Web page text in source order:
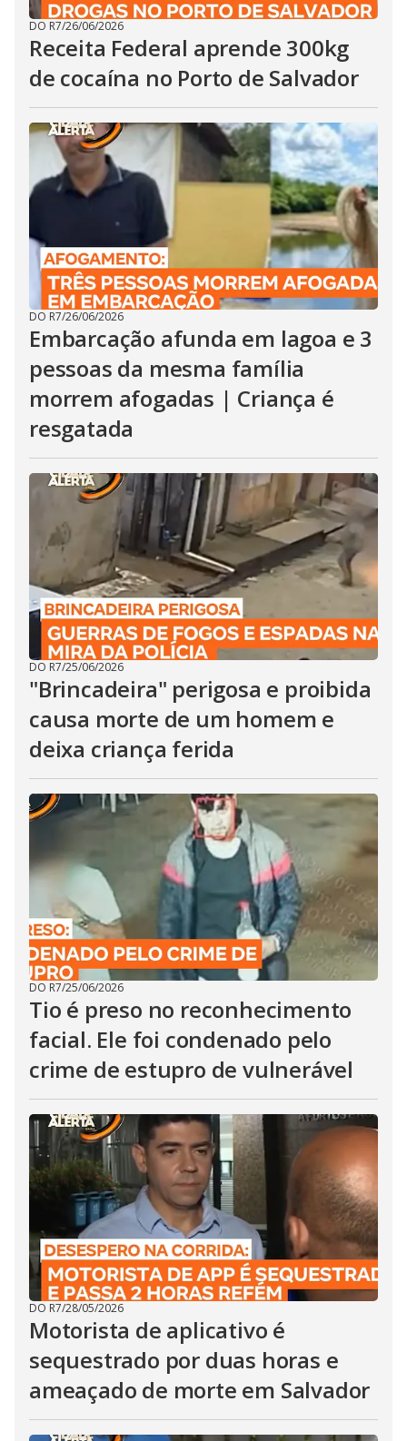
DO R7/26/06/2026
Receita Federal aprende 300kg
de cocaína no Porto de Salvador
DO R7/26/06/2026
Embarcação afunda em lagoa e 3
pessoas da mesma família
morrem afogadas | Criança é
resgatada
DO R7/25/06/2026
"Brincadeira" perigosa e proibida
causa morte de um homem e
deixa criança ferida
DO R7/25/06/2026
Tio é preso no reconhecimento
facial. Ele foi condenado pelo
crime de estupro de vulnerável
DO R7/28/05/2026
Motorista de aplicativo é
sequestrado por duas horas e
ameaçado de morte em Salvador